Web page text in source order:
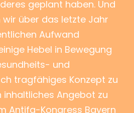
geplant haben. Und
über das letzte Jahr
Aufwand
Hebel in Bewegung
und
tragfähiges Konzept zu
inhaltliches Angebot zu
Antifa-Kongress Bayern